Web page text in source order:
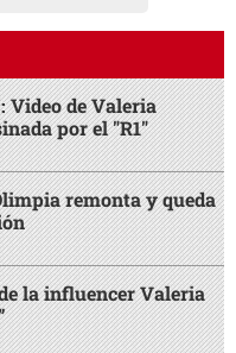
Video de Valeria
por el "R1"
remonta y queda
la influencer Valeria